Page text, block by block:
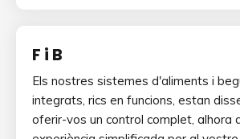
F i B
Els nostres sistemes d'aliments i
integrats, rics en funcions, estan
oferir-vos un control complet, alhora